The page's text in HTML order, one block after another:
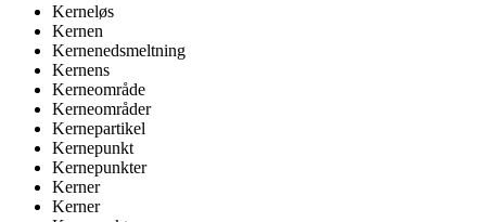
Kerneløs
Kernen
Kernenedsmeltning
Kernens
Kerneområde
Kerneområder
Kernepartikel
Kernepunkt
Kernepunkter
Kerner
Kerner